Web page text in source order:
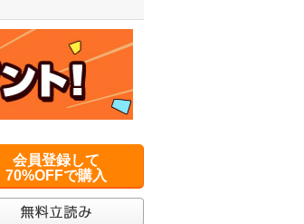
会員登録して
70%OFFで購入